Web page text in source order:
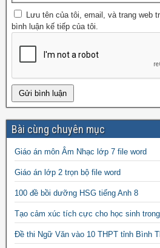
Lưu tên của tôi, email, và trang web
bình luận kế tiếp của tôi.
Bài cùng chuyên mục
Giáo án môn Âm Nhạc lớp 7 file word
Giáo án lớp 2 trọn bộ file word
100 đề bồi dưỡng HSG tiếng Anh 8
Tạo cảm xúc tích cực cho học sinh
Đề thi Ngữ Văn vào 10 THPT tỉnh Bình